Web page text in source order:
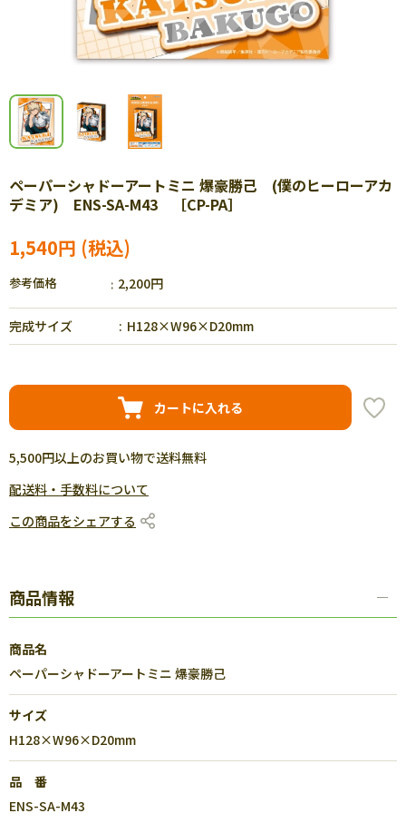
ペーパーシャドーアートミニ 爆豪勝己 (僕のヒーローアカ
デミア) ENS-SA-M43 ［CP-PA］
1,540円
参考価格 2,200円
完成サイズ H128×W96×D20mm
カートに入れる
5,500円以上のお買い物で送料無料
配送料・手数料について
この商品をシェアする
商品情報
商品名
ペーパーシャドーアートミニ 爆豪勝己
サイズ
H128×W96×D20mm
品 番
ENS-SA-M43